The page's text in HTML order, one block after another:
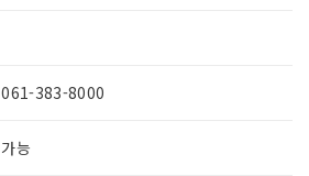
061-383-8000
가능